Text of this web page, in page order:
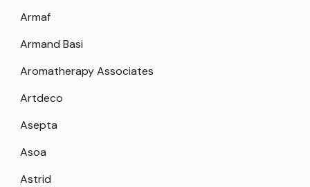
Armaf
Armand Basi
Aromatherapy Associates
Artdeco
Asepta
Asoa
Astrid